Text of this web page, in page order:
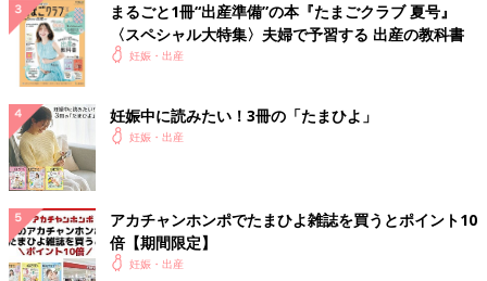
出生届を提出する際、上記に留意して名前を考えましょう。
※この記事には、たまひよ読者の名づけ過去例として、”当て
字”を使用した名前も取り扱っています。
たまひよの名前事典
まるごと1冊“出産準備”の本『たまごクラブ 夏号』
〈スペシャル大特集〉夫婦で予習する 出産の教科書
妊娠・出産
妊娠中に読みたい！3冊の「たまひよ」
妊娠・出産
アカチャンホンポでたまひよ雑誌を買うとポイント10
倍【期間限定】
妊娠・出産